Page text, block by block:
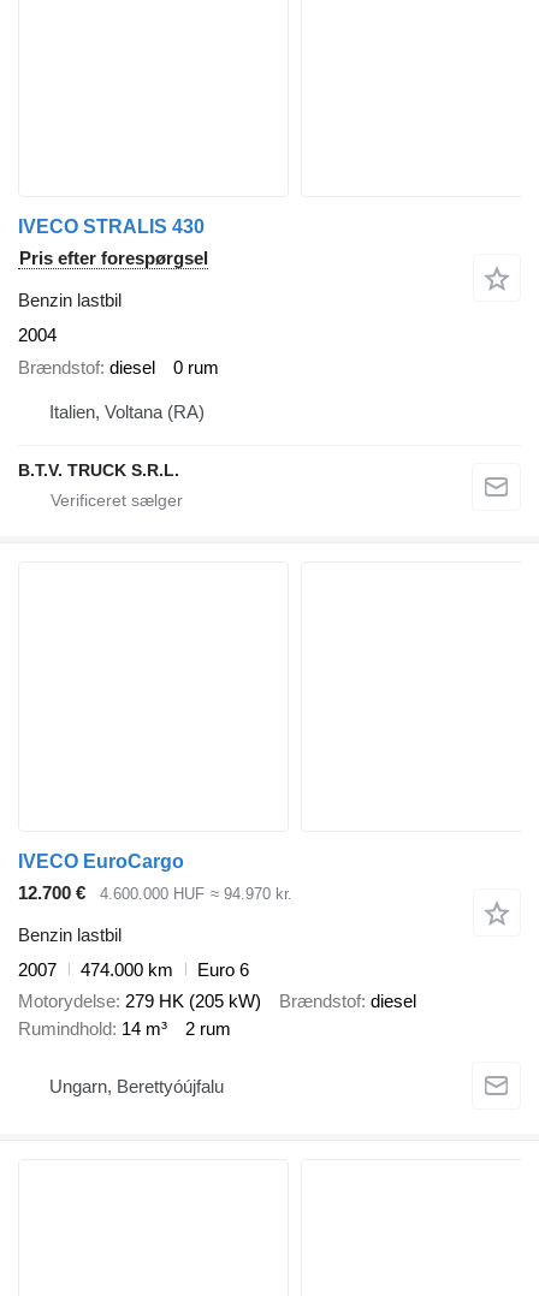
IVECO STRALIS 430
Pris efter forespørgsel
Benzin lastbil
2004
Brændstof diesel 0 rum
Italien, Voltana (RA)
B.T.V. TRUCK S.R.L.
IVECO EuroCargo
12.700 €
4.600.000 HUF ≈ 94.970 kr.
Benzin lastbil
2007
474.000 km
Euro 6
Motorydelse 279 HK (205 kW) Brændstof diesel
Rumindhold 14 m³ 2 rum
Ungarn, Berettyóújfalu